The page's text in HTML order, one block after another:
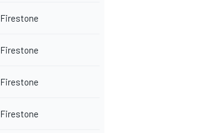
Firestone
Firestone
Firestone
Firestone